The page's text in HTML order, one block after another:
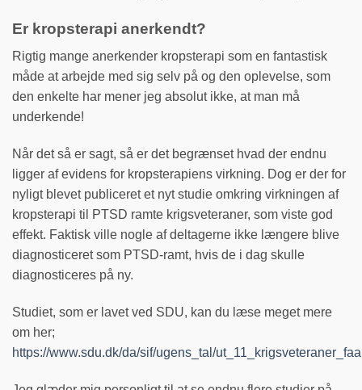
Er kropsterapi anerkendt?
Rigtig mange anerkender kropsterapi som en fantastisk
måde at arbejde med sig selv på og den oplevelse, som
den enkelte har mener jeg absolut ikke, at man må
underkende!
Når det så er sagt, så er det begrænset hvad der endnu
ligger af evidens for kropsterapiens virkning. Dog er der for
nyligt blevet publiceret et nyt studie omkring virkningen af
kropsterapi til PTSD ramte krigsveteraner, som viste god
effekt. Faktisk ville nogle af deltagerne ikke længere blive
diagnosticeret som PTSD-ramt, hvis de i dag skulle
diagnosticeres på ny.
Studiet, som er lavet ved SDU, kan du læse meget mere
om her;
https://www.sdu.dk/da/sif/ugens_tal/